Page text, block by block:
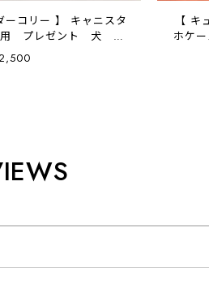
ーコリー 】 キャニスタ
プレゼント 犬 ペ
子 犬グッズ
【
ホケ